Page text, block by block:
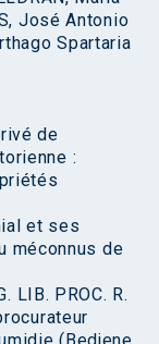
José Antonio
Spartaria
de
:
et ses
méconnus de
LIB. PROC. R.